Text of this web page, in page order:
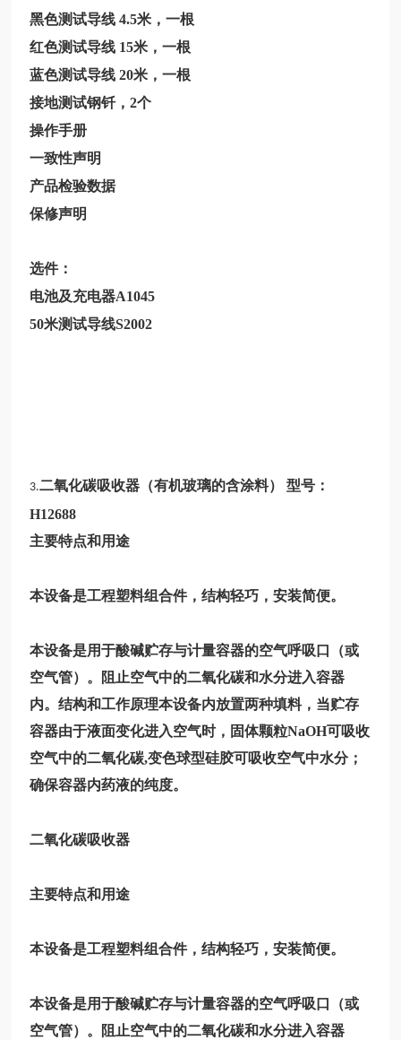
黑色测试导线 4.5米，一根
红色测试导线 15米，一根
蓝色测试导线 20米，一根
接地测试钢钎，2个
操作手册
一致性声明
产品检验数据
保修声明
选件：
电池及充电器A1045
50米测试导线S2002
3.二氧化碳吸收器（有机玻璃的含涂料）
型号：
H12688
主要特点和用途
本设备是工程塑料组合件，结构轻巧，安装简便。
本设备是用于酸碱贮存与计量容器的空气呼吸口（或
空气管）。阻止空气中的二氧化碳和水分进入容器
内。结构和工作原理本设备内放置两种填料，当贮存
容器由于液面变化进入空气时，固体颗粒NaOH可吸收
空气中的二氧化碳,变色球型硅胶可吸收空气中水分；
确保容器内药液的纯度。
二氧化碳吸收器
主要特点和用途
本设备是工程塑料组合件，结构轻巧，安装简便。
本设备是用于酸碱贮存与计量容器的空气呼吸口（或
空气管）。阻止空气中的二氧化碳和水分进入容器